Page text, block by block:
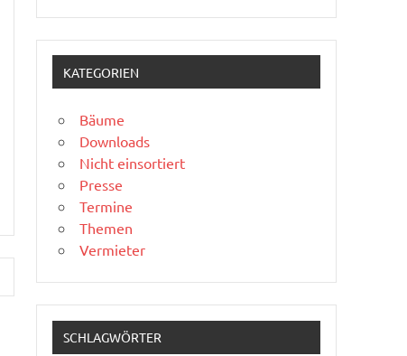
KATEGORIEN
Bäume
Downloads
Nicht einsortiert
Presse
Termine
Themen
Vermieter
SCHLAGWÖRTER